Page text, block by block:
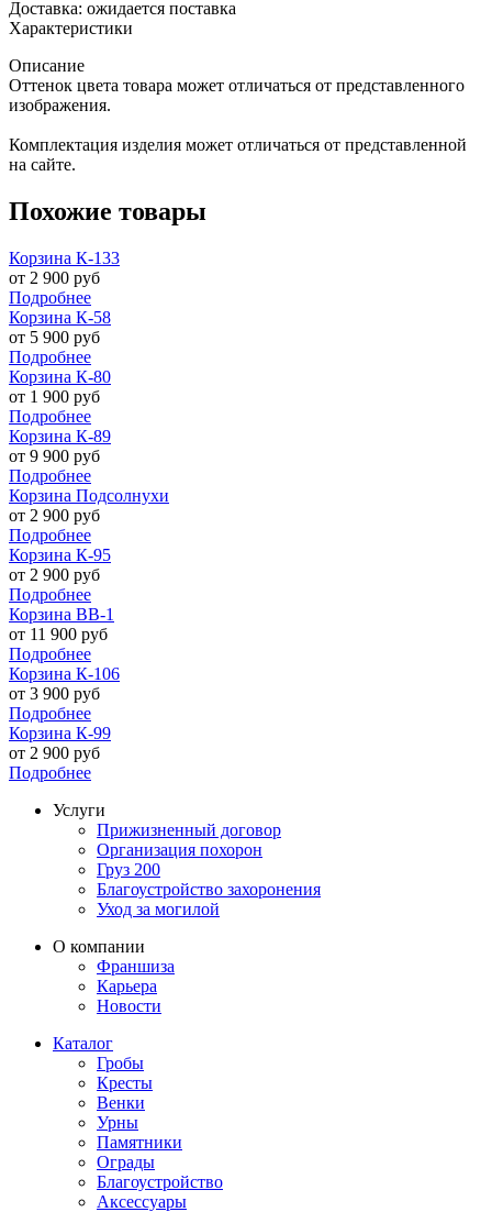
Доставка: ожидается поставка
Характеристики
Описание
Оттенок цвета товара может отличаться от представленного
изображения.
Комплектация изделия может отличаться от представленной
на сайте.
Похожие товары
Корзина К-133
от 2 900 руб
Подробнее
Корзина К-58
от 5 900 руб
Подробнее
Корзина К-80
от 1 900 руб
Подробнее
Корзина К-89
от 9 900 руб
Подробнее
Корзина Подсолнухи
от 2 900 руб
Подробнее
Корзина К-95
от 2 900 руб
Подробнее
Корзина ВВ-1
от 11 900 руб
Подробнее
Корзина К-106
от 3 900 руб
Подробнее
Корзина К-99
от 2 900 руб
Подробнее
Услуги
Прижизненный договор
Организация похорон
Груз 200
Благоустройство захоронения
Уход за могилой
О компании
Франшиза
Карьера
Новости
Каталог
Гробы
Кресты
Венки
Урны
Памятники
Ограды
Благоустройство
Аксессуары